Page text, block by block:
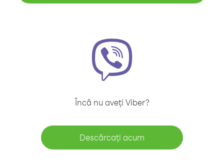
Încă nu aveți Viber?
Descărcați acum